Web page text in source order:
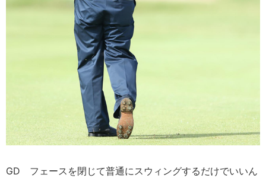
GD フェースを閉じて普通にスウィングするだけでいいん